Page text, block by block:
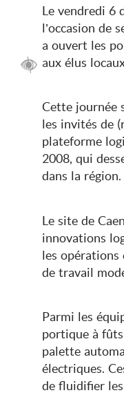
Le vendredi 6
l’occasion de
a ouvert les
aux élus
Cette journée
les invités de
plateforme
2008, qui
dans la région.
Le site de
innovations
les
de travail
Parmi les
portique à
palette
électriques.
de fluidifier